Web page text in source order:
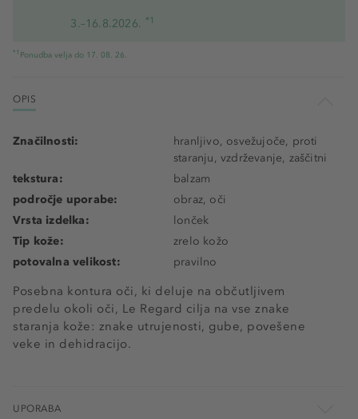
3.–16.8.2026. *1
*1 Ponudba velja do 17. 08. 26.
OPIS
Posebna kontura oči, ki deluje na občutljivem
predelu okoli oči, Le Regard cilja na vse znake
staranja kože: znake utrujenosti, gube, povešene
veke in dehidracijo.
Značilnosti:
hranljivo, osvežujoče, proti
staranju, vzdrževanje, zaščitni
tekstura:
balzam
področje uporabe:
obraz, oči
Vrsta izdelka:
lonček
Tip kože:
zrelo kožo
potovalna velikost:
pravilno
UPORABA